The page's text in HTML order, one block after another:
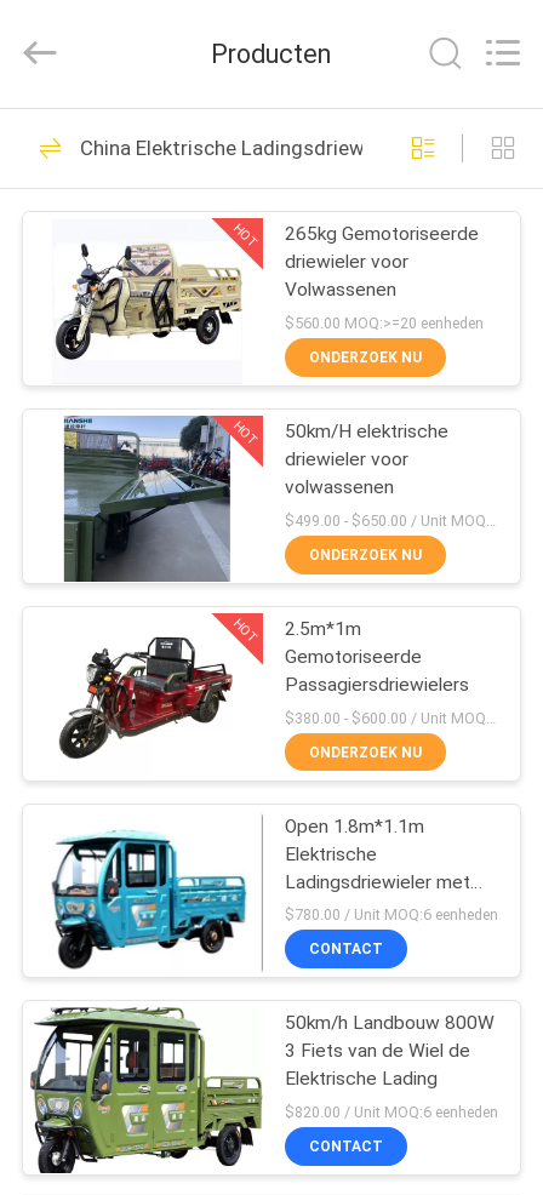
HUIS
PRODUCTEN
ONGEVEER
ONS
FABRIEKSREIS
KWALITEITSCONTROLE
CONTACTEER
ONS
NIEUWS
VERZOEK
OM
EEN
CITAAT
SITEMAP
PRIVACY
POLICY
Reserved.
Benzinedriewieler
31
250CC
ladingsdriewieler
21
200cc
ladingsdriewieler
150CC
ladingsdriewieler
28
48
Producten
China Elektrische Ladingsdriewieler
HOT
265kg Gemotoriseerde
driewieler voor
Volwassenen
$560.00 MOQ:>=20 eenheden
ONDERZOEK NU
HOT
50km/H elektrische
driewieler voor
volwassenen
ONDERZOEK NU
HOT
2.5m*1m
Gemotoriseerde
Passagiersdriewielers
ONDERZOEK NU
Open 1.8m*1.1m
Elektrische
Ladingsdriewieler met
Omgekeerde Camera
$780.00 / Unit MOQ:6 eenheden
CONTACT
50km/h Landbouw 800W
3 Fiets van de Wiel de
Elektrische Lading
$820.00 / Unit MOQ:6 eenheden
CONTACT